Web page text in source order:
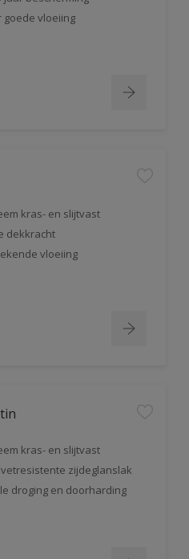
goede vloeiing
kras- en slijtvast
dekkracht
vloeiing
kras- en slijtvast
zijdeglanslak
droging en doorharding